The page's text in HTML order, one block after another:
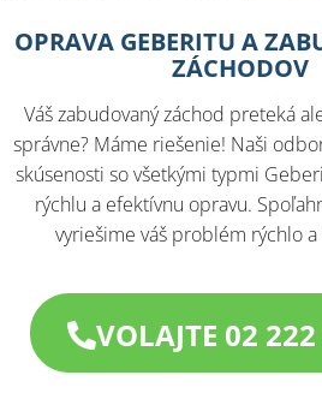
OPRAVA GEBERITU A
ZÁCHODOV
Váš zabudovaný záchod preteká
správne? Máme riešenie! Naši
skúsenosti so všetkými typmi
rýchlu a efektívnu opravu.
vyriešime váš problém rýchlo
VOLAJTE 02